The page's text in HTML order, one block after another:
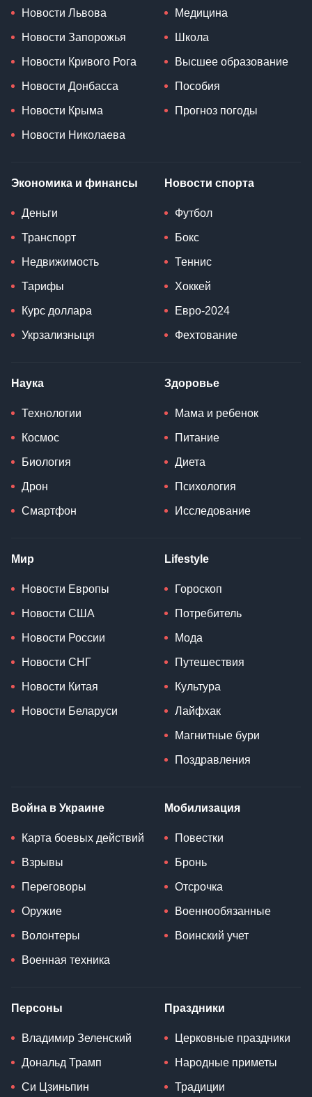
Новости Львова
Новости Запорожья
Новости Кривого Рога
Новости Донбасса
Новости Крыма
Новости Николаева
Медицина
Школа
Высшее образование
Пособия
Прогноз погоды
Экономика и финансы
Деньги
Транспорт
Недвижимость
Тарифы
Курс доллара
Укрзализныця
Новости спорта
Футбол
Бокс
Теннис
Хоккей
Евро-2024
Фехтование
Наука
Технологии
Космос
Биология
Дрон
Смартфон
Здоровье
Мама и ребенок
Питание
Диета
Психология
Исследование
Мир
Новости Европы
Новости США
Новости России
Новости СНГ
Новости Китая
Новости Беларуси
Lifestyle
Гороскоп
Потребитель
Мода
Путешествия
Культура
Лайфхак
Магнитные бури
Поздравления
Война в Украине
Карта боевых действий
Взрывы
Переговоры
Оружие
Волонтеры
Военная техника
Мобилизация
Повестки
Бронь
Отсрочка
Военнообязанные
Воинский учет
Персоны
Владимир Зеленский
Дональд Трамп
Си Цзиньпин
Праздники
Церковные праздники
Народные приметы
Традиции